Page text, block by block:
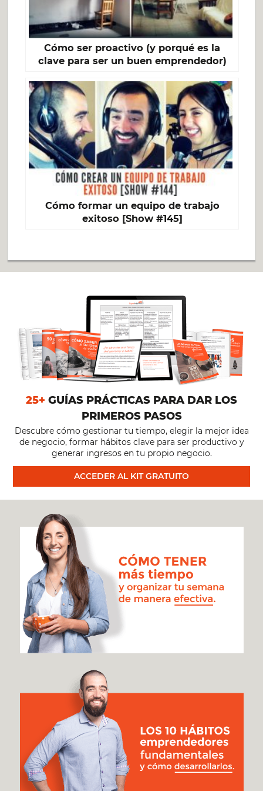
Cómo ser proactivo (y porqué es la
clave para ser un buen emprendedor)
Cómo formar un equipo de trabajo
exitoso [Show #145]
25+ GUÍAS PRÁCTICAS PARA DAR LOS
PRIMEROS PASOS
Descubre cómo gestionar tu tiempo, elegir la mejor idea
de negocio, formar hábitos clave para ser productivo y
generar ingresos en tu propio negocio.
ACCEDER AL KIT GRATUITO